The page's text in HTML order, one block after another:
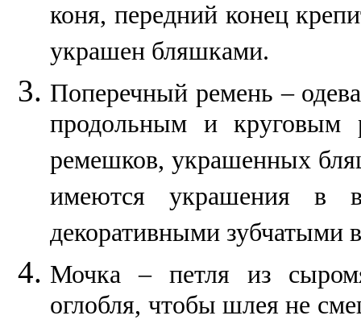
коня, передний конец
украшен бляшками.
Поперечный ремень –
продольным и круговым
ремешков, украшенных
имеются украшения в
декоративными зубчатыми
Мочка – петля из
оглобля, чтобы шлея не